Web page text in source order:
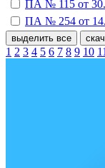
ПА № 115 от
ПА № 254 от
выделить все
1 2 3 4 5 6 7 8 9 10 11